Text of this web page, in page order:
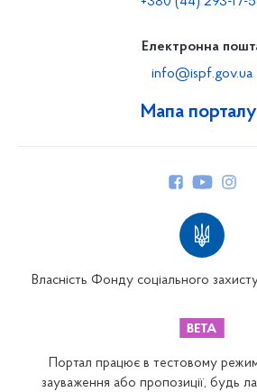
Мапа порталу
Закарпатське відділення
Електронна
info@ispf.gov.ua
Власність Фонду соціального захисту
Портал працює в тестовому
зауваження або пропозиції, будь